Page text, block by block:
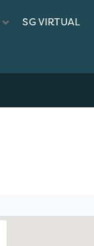
SG VIRTUAL